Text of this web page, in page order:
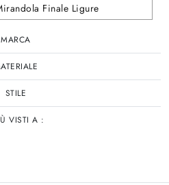
Finale Ligure
MARCA
STILE
VISTI A :